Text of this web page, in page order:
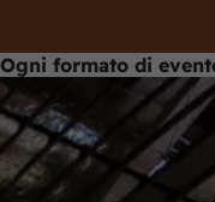
Ogni formato di